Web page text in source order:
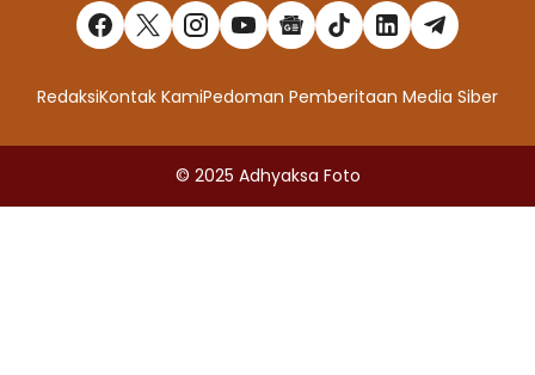
RedaksiKontak KamiPedoman Pemberitaan Media Siber
© 2025 Adhyaksa Foto